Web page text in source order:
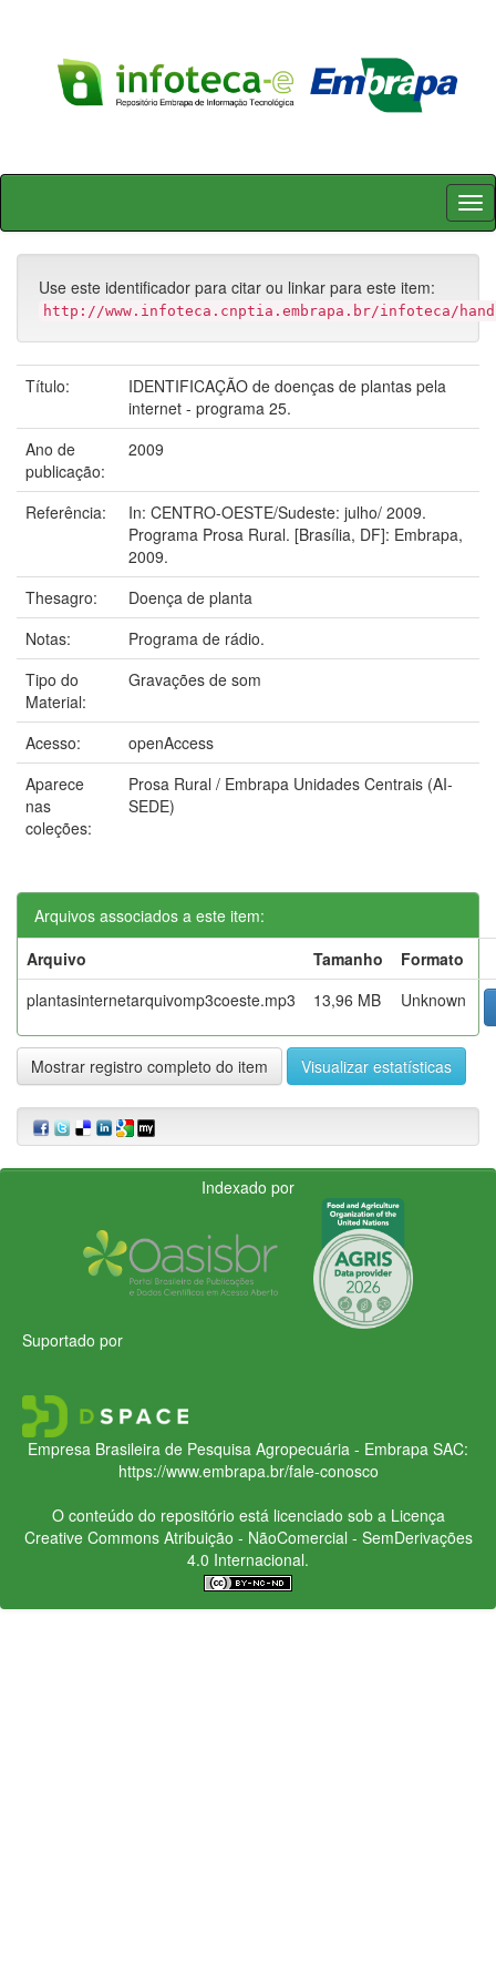
Skip
Use este identificador para citar ou linkar para este item:
http://www.infoteca.cnptia.embrapa.br/infoteca/
Título:
IDENTIFICAÇÃO de doenças de plantas pela
internet - programa 25.
Ano de
publicação:
2009
Referência:
In: CENTRO-OESTE/Sudeste: julho/ 2009.
Programa Prosa Rural. [Brasília, DF]: Embrapa,
2009.
Thesagro:
Doença de planta
Notas:
Programa de rádio.
Tipo do
Material:
Gravações de som
Acesso:
openAccess
Aparece
nas
coleções:
Prosa Rural / Embrapa Unidades Centrais (AI-
SEDE)
Arquivos associados a este item:
Arquivo
Tamanho
Formato
plantasinternetarquivomp3coeste.mp3
13,96 MB Unknown
Mostrar registro completo do item Visualizar estatísticas
Indexado por
Suportado por
Empresa Brasileira de Pesquisa Agropecuária - Embrapa SAC:
https://www.embrapa.br/fale-conosco
O conteúdo do repositório está licenciado sob a Licença
Creative CommonsAtribuição - NãoComercial - SemDerivações
4.0 Internacional.